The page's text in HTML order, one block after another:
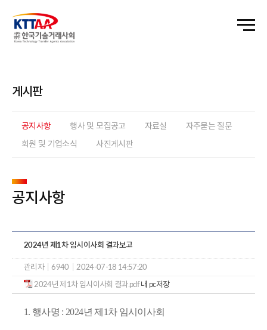
게시판
공지사항 행사 및 모집공고 자료실
자주묻는 질문
회원 및 기업소식
사진게시판
공지사항
2024년 제1차 임시이사회 결과보고
관리자 6940
2024-07-18 14:57:20
2024년 제1차 임시이사회 결과.pdf내 pc저장
1. 행사명 : 2024년 제1차 임시이사회